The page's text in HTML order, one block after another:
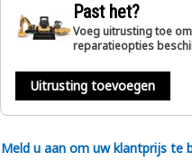
Past het?
Voeg uitrusting toe
reparatieopties
Uitrusting toevoegen
Meld u aan om uw klantprijs te